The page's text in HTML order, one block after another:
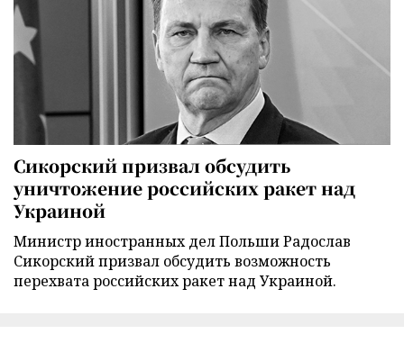
Сикорский призвал обсудить
уничтожение российских ракет над
Украиной
Министр иностранных дел Польши Радослав
Сикорский призвал обсудить возможность
перехвата российских ракет над Украиной.